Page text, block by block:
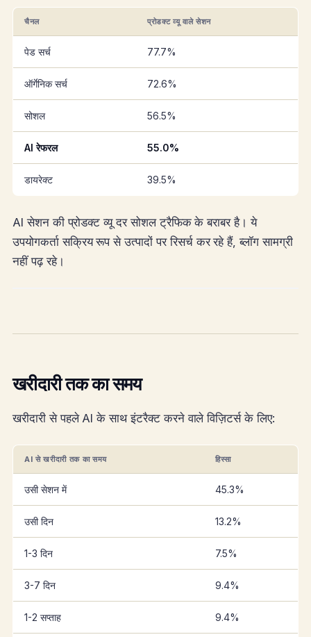
चैनल प्रोडक्ट व्यू वाले सेशन
पेड सर्च 77.7%
ऑर्गेनिक सर्च 72.6%
सोशल 56.5%
AI रेफरल 55.0%
डायरेक्ट 39.5%
AI सेशन की प्रोडक्ट व्यू दर सोशल ट्रैफिक के बराबर है। ये
उपयोगकर्ता सक्रिय रूप से उत्पादों पर रिसर्च कर रहे हैं, ब्लॉग सामग्री
नहीं पढ़ रहे।
खरीदारी तक का समय
खरीदारी से पहले AI के साथ इंटरैक्ट करने वाले विज़िटर्स के लिए:
AI से खरीदारी तक का समय हिस्सा
उसी सेशन में 45.3%
उसी दिन 13.2%
1-3 दिन 7.5%
3-7 दिन 9.4%
1-2 सप्ताह 9.4%